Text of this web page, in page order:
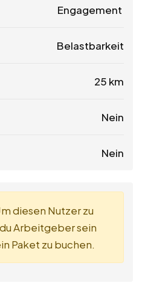
Engagement
Belastbarkeit
25 km
Nein
Nein
diesen Nutzer zu
Arbeitgeber sein
Paket zu buchen.